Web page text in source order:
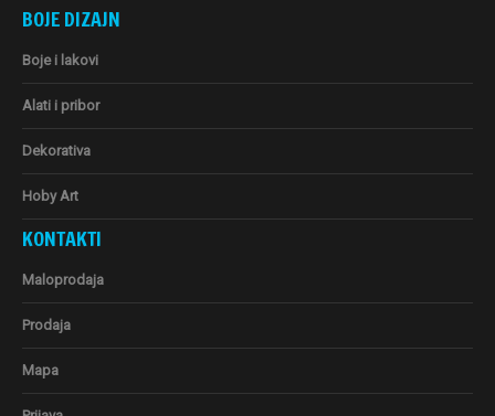
BOJE DIZAJN
Boje i lakovi
Alati i pribor
Dekorativa
Hoby Art
KONTAKTI
Maloprodaja
Prodaja
Mapa